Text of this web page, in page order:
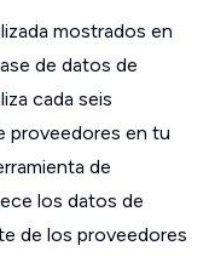
mostrados en
de datos de
cada seis
proveedores en tu
de
los datos de
de los proveedores